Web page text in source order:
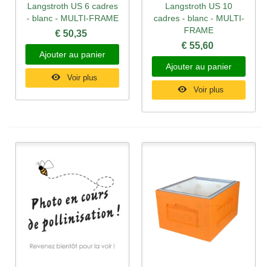
Langstroth US 6 cadres
- blanc - MULTI-FRAME
€ 50,35
Ajouter au panier
Voir plus
Langstroth US 10
cadres - blanc - MULTI-
FRAME
€ 55,60
Ajouter au panier
Voir plus